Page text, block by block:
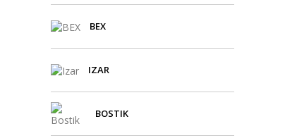
BEX
IZAR
BOSTIK